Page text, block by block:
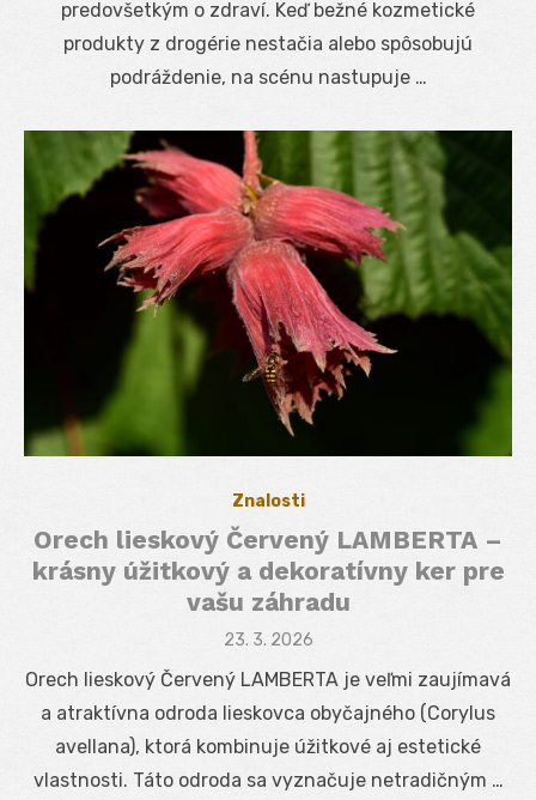
predovšetkým o zdraví. Keď bežné kozmetické
produkty z drogérie nestačia alebo spôsobujú
podráždenie, na scénu nastupuje …
Znalosti
Orech lieskový Červený LAMBERTA –
krásny úžitkový a dekoratívny ker pre
vašu záhradu
Posted
23. 3. 2026
Orech lieskový Červený LAMBERTA je veľmi zaujímavá
a atraktívna odroda lieskovca obyčajného (Corylus
avellana), ktorá kombinuje úžitkové aj estetické
vlastnosti. Táto odroda sa vyznačuje netradičným …